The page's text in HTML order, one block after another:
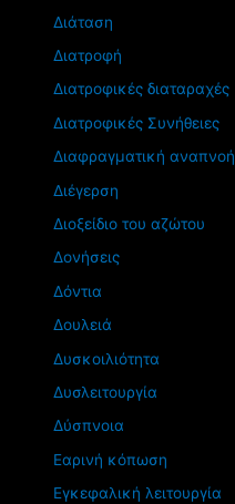
Διάταση
Διατροφή
Διατροφικές διαταραχές
Διατροφικές Συνήθειες
Διαφραγματική αναπνοή
Διέγερση
Διοξείδιο του αζώτου
Δονήσεις
Δόντια
Δουλειά
Δυσκοιλιότητα
Δυσλειτουργία
Δύσπνοια
Εαρινή κόπωση
Εγκεφαλική λειτουργία